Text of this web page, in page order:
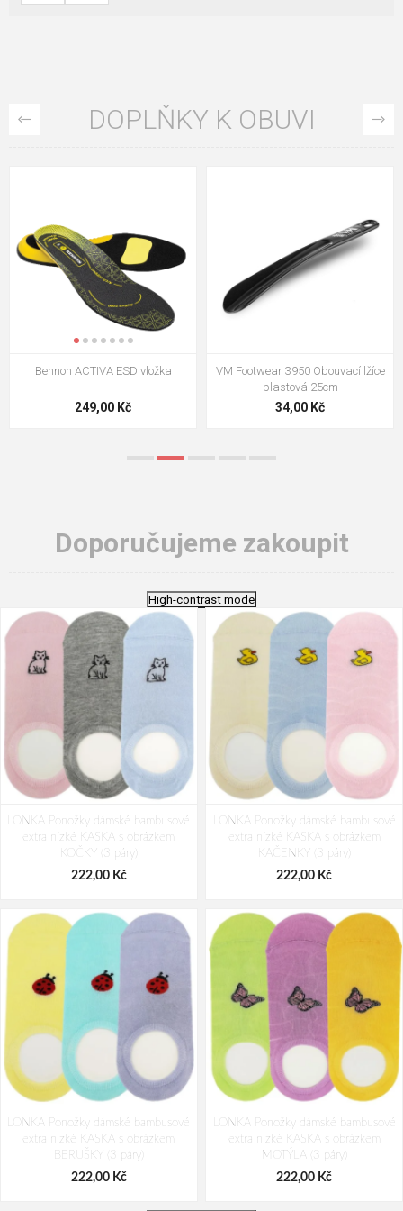
DOPLŇKY K OBUVI
VM Footwear 3009 Vkládací stélka
124,00 Kč
VM Footwear 3102 Tkaničky
ploché
18,70 Kč
Doporučujeme zakoupit
High-contrast mode
LONKA Ponožky dámské bambusové
extra nízké KASKA s obrázkem
KOČKY (3 páry)
222,00 Kč
LONKA Ponožky dámské bambusové
extra nízké KASKA s obrázkem
KAČENKY (3 páry)
222,00 Kč
LONKA Ponožky dámské bambusové
extra nízké KASKA s obrázkem
BERUŠKY (3 páry)
222,00 Kč
LONKA Ponožky dámské bambusové
extra nízké KASKA s obrázkem
MOTÝLA (3 páry)
222,00 Kč